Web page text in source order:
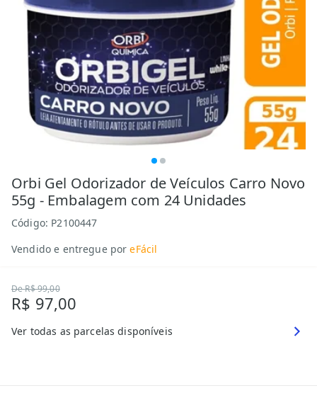
Orbi Gel Odorizador de Veículos Carro Novo
55g - Embalagem com 24 Unidades
Código: P2100447
Vendido e entregue por eFácil
DeR$ 99,00
R$ 97,00
Ver todas as parcelas disponíveis